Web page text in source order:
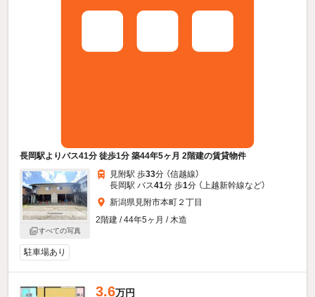
長岡駅よりバス41分 徒歩1分 築44年5ヶ月 2階建の賃貸物件
すべての写真
見附駅 歩33分 （信越線）
長岡駅 バス41分 歩1分 （上越新幹線など）
新潟県見附市本町２丁目
2階建 / 44年5ヶ月 / 木造
駐車場あり
3.6万円